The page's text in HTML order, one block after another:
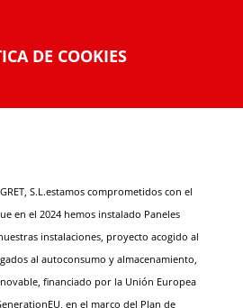
DE COOKIES
S.L.estamos comprometidos con el
en el 2024 hemos instalado Paneles
instalaciones, proyecto acogido al
al autoconsumo y almacenamiento,
financiado por la Unión Europea
en el marco del Plan de